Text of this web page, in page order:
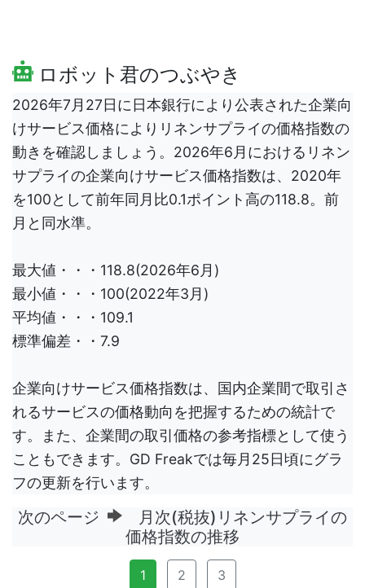
ロボット君のつぶやき
2026年7月27日に日本銀行により公表された企業向
けサービス価格によりリネンサプライの価格指数の
動きを確認しましょう。2026年6月におけるリネン
サプライの企業向けサービス価格指数は、2020年
を100として前年同月比0.1ポイント高の118.8。前
月と同水準。
最大値・・・118.8(2026年6月)
最小値・・・100(2022年3月)
平均値・・・109.1
標準偏差・・7.9
企業向けサービス価格指数は、国内企業間で取引さ
れるサービスの価格動向を把握するための統計で
す。また、企業間の取引価格の参考指標として使う
こともできます。GD Freakでは毎月25日頃にグラ
フの更新を行います。
次のページ
月次(税抜)リネンサプライの
価格指数の推移
1 2 3